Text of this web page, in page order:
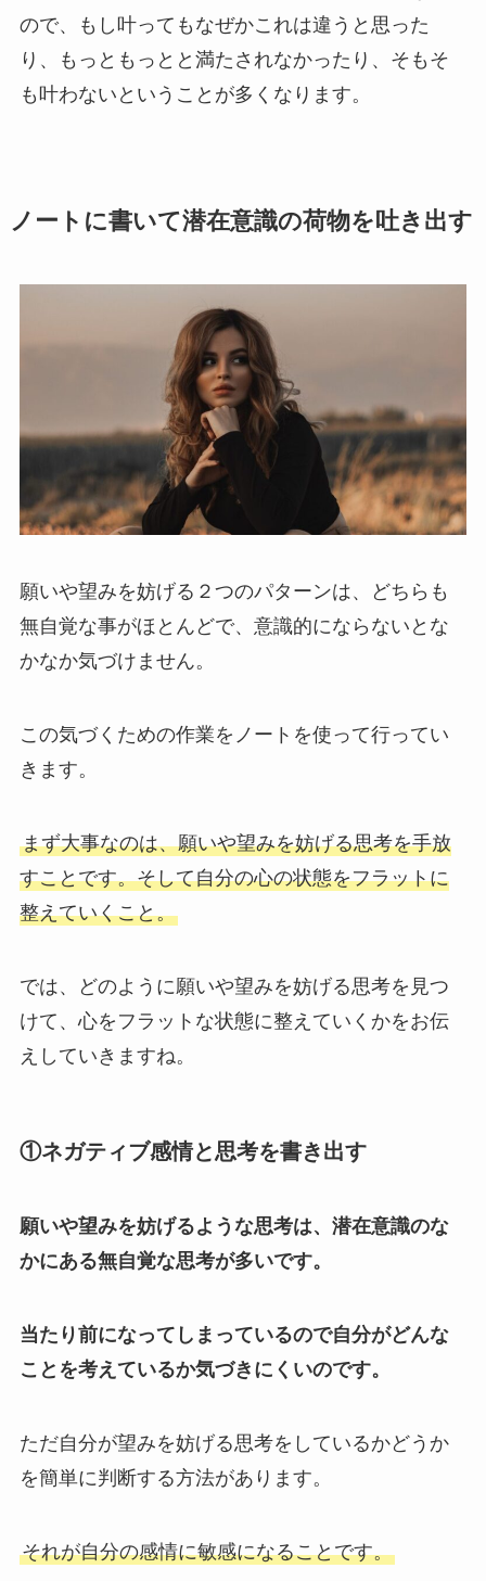
ので、もし叶ってもなぜかこれは違うと思った
り、もっともっとと満たされなかったり、そもそ
も叶わないということが多くなります。
ノートに書いて潜在意識の荷物を吐き出す
願いや望みを妨げる２つのパターンは、どちらも
無自覚な事がほとんどで、意識的にならないとな
かなか気づけません。
この気づくための作業をノートを使って行ってい
きます。
まず大事なのは、願いや望みを妨げる思考を手放
すことです。そして自分の心の状態をフラットに
整えていくこと。
では、どのように願いや望みを妨げる思考を見つ
けて、心をフラットな状態に整えていくかをお伝
えしていきますね。
①ネガティブ感情と思考を書き出す
願いや望みを妨げるような思考は、潜在意識のな
かにある無自覚な思考が多いです。
当たり前になってしまっているので自分がどんな
ことを考えているか気づきにくいのです。
ただ自分が望みを妨げる思考をしているかどうか
を簡単に判断する方法があります。
それが自分の感情に敏感になることです。